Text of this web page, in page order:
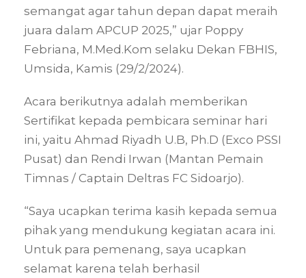
semangat agar tahun depan dapat meraih
juara dalam APCUP 2025,” ujar Poppy
Febriana, M.Med.Kom selaku Dekan FBHIS,
Umsida, Kamis (29/2/2024).
Acara berikutnya adalah memberikan
Sertifikat kepada pembicara seminar hari
ini, yaitu Ahmad Riyadh U.B, Ph.D (Exco PSSI
Pusat) dan Rendi Irwan (Mantan Pemain
Timnas / Captain Deltras FC Sidoarjo).
“Saya ucapkan terima kasih kepada semua
pihak yang mendukung kegiatan acara ini.
Untuk para pemenang, saya ucapkan
selamat karena telah berhasil